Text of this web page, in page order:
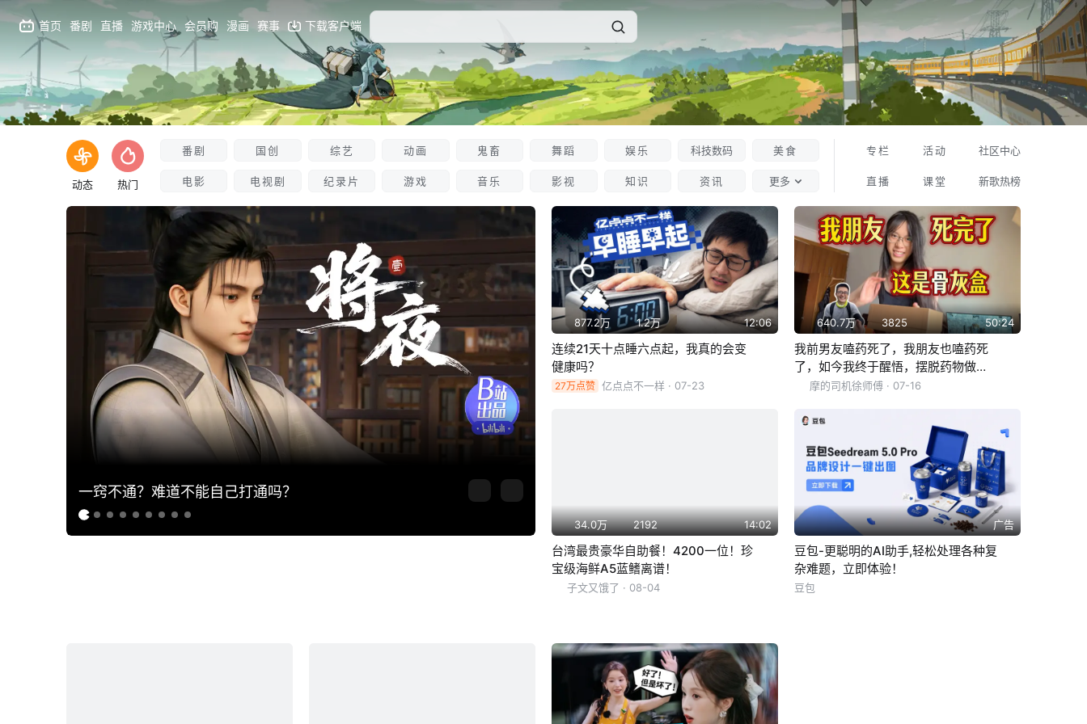
首页 番剧 直播 游戏中心 会员购 漫画 赛事 下载客户端
动态 热门
番剧
电影
国创
电视剧
综艺
纪录片
动画
游戏
鬼畜
音乐
舞蹈
影视
娱乐
知识
科技数码
资讯
美食
更多
专栏
直播
活动
课堂
社区中心
新歌热榜
一窍不通？难道不能自己打通吗？
877.2万 1.2万 12:06
连续21天十点睡六点起，我真的会变
健康吗？
27万点赞 亿点点不一样 · 07-23
640.7万 3825 50:24
我前男友嗑药死了，我朋友也嗑药死
了，如今我终于醒悟，摆脱药物做了
一个正常人
摩的司机徐师傅 · 07-16
34.0万 2192 14:02
台湾最贵豪华自助餐！4200一位！珍
宝级海鲜A5蓝鳍离谱！
子文又饿了 · 08-04
广告
豆包-更聪明的AI助手,轻松处理各种复
杂难题，立即体验！
豆包